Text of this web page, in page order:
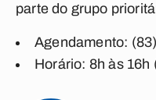
parte do grupo
Agendamento:
Horário: 8h às